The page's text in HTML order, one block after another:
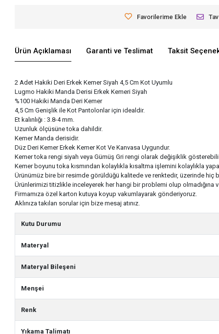
Favorilerime Ekle
Ürün Açıklaması Garanti ve Teslimat Taksit
2 Adet Hakiki Deri Erkek Kemer Siyah 4,5 Cm Kot Uyumlu
Lugmo Hakiki Manda Derisi Erkek Kemeri Siyah
%100 Hakiki Manda Deri Kemer
4,5 Cm Genişlik ile Kot Pantolonlar için idealdir.
Et kalınlığı : 3.8-4 mm.
Uzunluk ölçüsüne toka dahildir.
Kemer Manda derisidir.
Düz Deri Kemer Erkek Kemer Kot Ve Kanvasa Uygundur.
Kemer toka rengi siyah veya Gümüş Gri rengi olarak değişiklik
Kemer boyunu toka kısmından kolaylıkla kısaltma işlemini kolaylıkla
Ürünümüz bire bir resimde görüldüğü kalitede ve renktedir, üzerinde hiç
Ürünlerimizi titizlikle inceleyerek her hangi bir problemi olup
Firmamıza özel karton kutuya koyup vakumlayarak gönderiyoruz.
Aklınıza takılan sorular için bize mesaj atınız.
Kutu Durumu
Materyal
Materyal Bileşeni
Menşei
Renk
Yıkama Talimatı